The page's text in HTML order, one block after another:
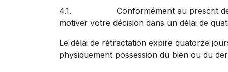
4.1. Conformément au prescrit des
motiver votre décision dans un délai de
Le délai de rétractation expire quatorze
physiquement possession du bien ou du